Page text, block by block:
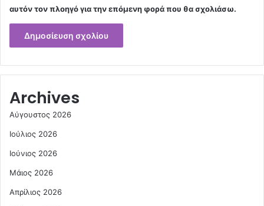
αυτόν τον πλοηγό για την επόμενη φορά που θα σχολιάσω.
Archives
Αύγουστος 2026
Ιούλιος 2026
Ιούνιος 2026
Μάιος 2026
Απρίλιος 2026